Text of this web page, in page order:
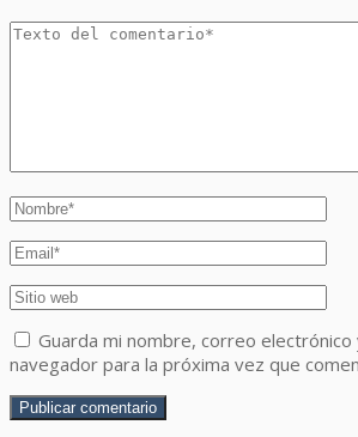
Guarda mi nombre, correo
navegador para la próxima vez que